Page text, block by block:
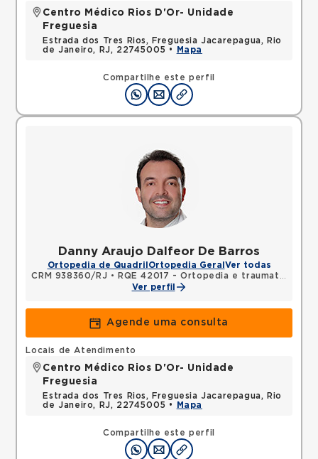
Compartilhe este perfil
Centro Médico Rios D'Or- Unidade
Freguesia
Estrada dos Tres Rios, Freguesia Jacarepagua, Rio
de Janeiro, RJ, 22745005 •
Mapa
Danny Araujo Dalfeor De Barros
Ortopedia de Quadril Ortopedia Geral Ver todas
CRM 938360/RJ •
RQE 42017 - Ortopedia e traumatologia
Ver perfil
Agende uma consulta
Compartilhe este perfil
Locais de Atendimento
Centro Médico Rios D'Or- Unidade
Freguesia
Estrada dos Tres Rios, Freguesia Jacarepagua, Rio
de Janeiro, RJ, 22745005 •
Mapa